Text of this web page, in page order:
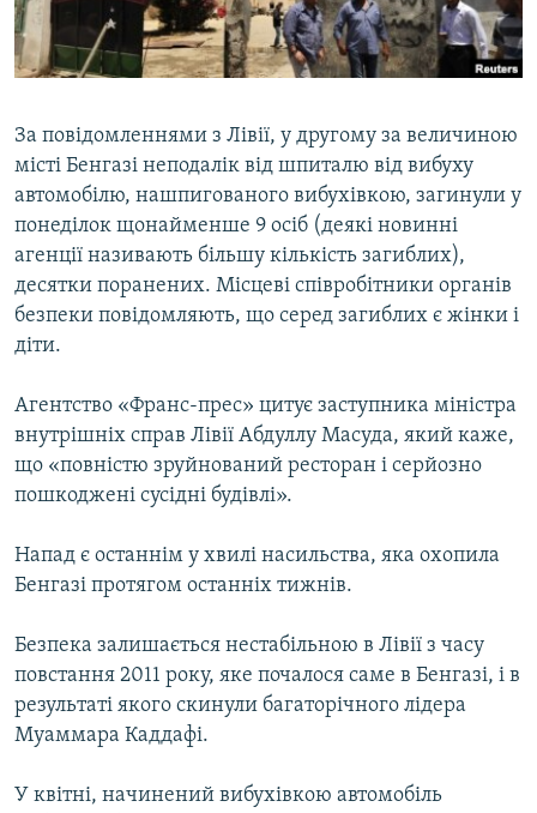
ВІДЕОУРОКИ «ELIFBE»
СВІДЧЕННЯ ОКУПАЦІЇ
Русский
Qırımtatar
ДОЛУЧАЙСЯ!
Усі сайти RFE/RL
За повідомленнями з Лівії, у другому за величиною
місті Бенгазі неподалік від шпиталю від вибуху
автомобілю, нашпигованого вибухівкою, загинули у
понеділок щонайменше 9 осіб (деякі новинні
агенції називають більшу кількість загиблих),
десятки поранених. Місцеві співробітники органів
безпеки повідомляють, що серед загиблих є жінки і
діти.
Агентство «Франс-прес» цитує заступника міністра
внутрішніх справ Лівії Абдуллу Масуда, який каже,
що «повністю зруйнований ресторан і серйозно
пошкоджені сусідні будівлі».
Напад є останнім у хвилі насильства, яка охопила
Бенгазі протягом останніх тижнів.
Безпека залишається нестабільною в Лівії з часу
повстання 2011 року, яке почалося саме в Бенгазі, і в
результаті якого скинули багаторічного лідера
Муаммара Каддафі.
У квітні, начинений вибухівкою автомобіль